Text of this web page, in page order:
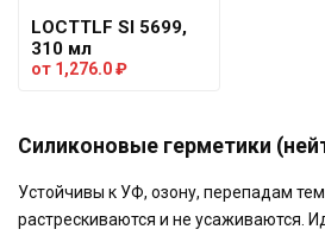
LOCTTLF SI 5699,
310 мл
от 1,276.0₽
Силиконовые герметики
Устойчивы к УФ, озону, перепадам
растрескиваются и не усаживаются.